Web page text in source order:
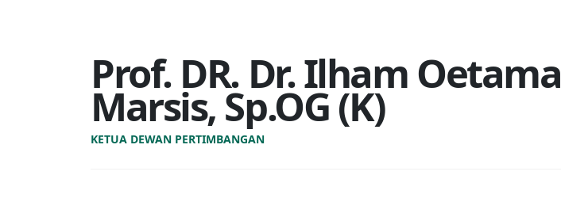
Prof. DR. Dr. Ilham Oetama
Marsis, Sp.OG (K)
KETUA DEWAN PERTIMBANGAN